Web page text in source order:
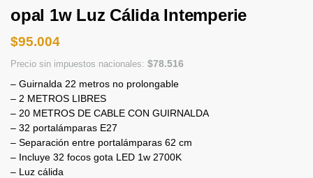
opal 1w Luz Cálida Intemperie
$95.004
Precio sin impuestos nacionales: $78.516
– Guirnalda 22 metros no prolongable
– 2 METROS LIBRES
– 20 METROS DE CABLE CON GUIRNALDA
– 32 portalámparas E27
– Separación entre portalámparas 62 cm
– Incluye 32 focos gota LED 1w 2700K
– Luz cálida